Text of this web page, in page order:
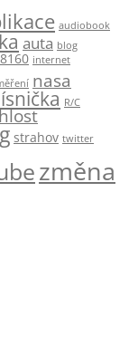
audiobook
auta blog
internet
nasa
R/C
strahov twitter
změna